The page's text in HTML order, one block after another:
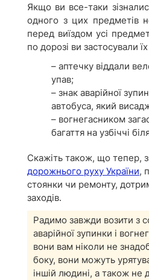
Якщо ви все-таки
одного з цих предметів
перед виїздом усі
по дорозі ви застосували
– аптечку віддали
упав;
– знак аварійної
автобуса, який
– вогнегасником
багаття на узбіччі
Скажіть також, що тепер,
дорожнього руху України,
стоянки чи ремонту,
заходів.
Радимо завжди возити з
аварійної зупинки і
вони вам ніколи не
боку, вони можуть
іншій людині, а також не